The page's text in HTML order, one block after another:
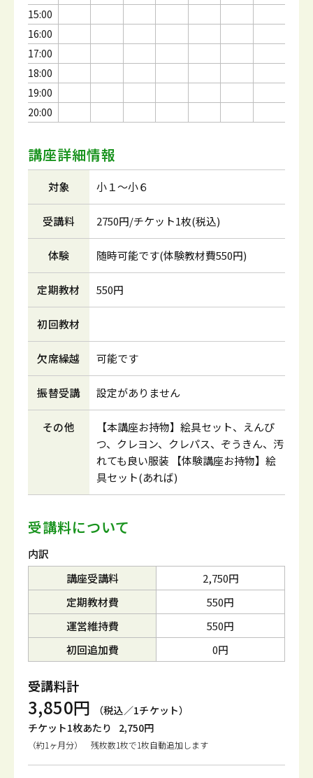
15:00
16:00
17:00
18:00
19:00
20:00
講座詳細情報
対象 小１～小６
受講料 2750円/チケット1枚(税込)
体験 随時可能です(体験教材費550円)
定期教材 550円
初回教材
欠席繰越 可能です
振替受講 設定がありません
その他
【本講座お持物】絵具セット、えんぴ
つ、クレヨン、クレパス、ぞうきん、汚
れても良い服装 【体験講座お持物】絵
具セット(あれば)
受講料について
内訳
講座受講料
2,750円
定期教材費
550円
運営維持費
550円
初回追加費
0円
受講料計
3,850円
（税込／1チケット）
チケット1枚あたり
2,750円
（約1ヶ月分） 残枚数1枚で1枚自動追加します